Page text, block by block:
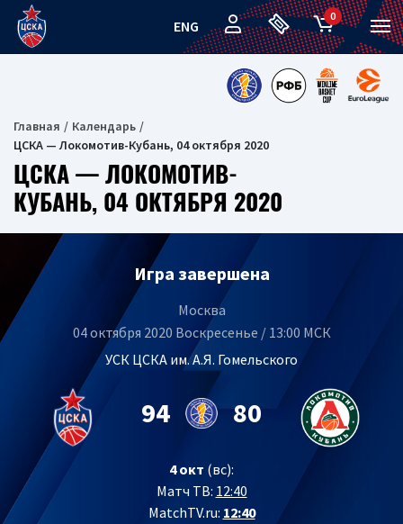
ENG
0
Главная
Календарь
ЦСКА — Локомотив-Кубань, 04 октября 2020
ЦСКА — ЛОКОМОТИВ-
КУБАНЬ, 04 ОКТЯБРЯ 2020
Игра завершена
Москва
04 октября 2020 Воскресенье / 13:00 МСК
УСК ЦСКА им. А.Я. Гомельского
94 80
4 окт (вс):
Матч ТВ: 12:40
MatchTV.ru: 12:40